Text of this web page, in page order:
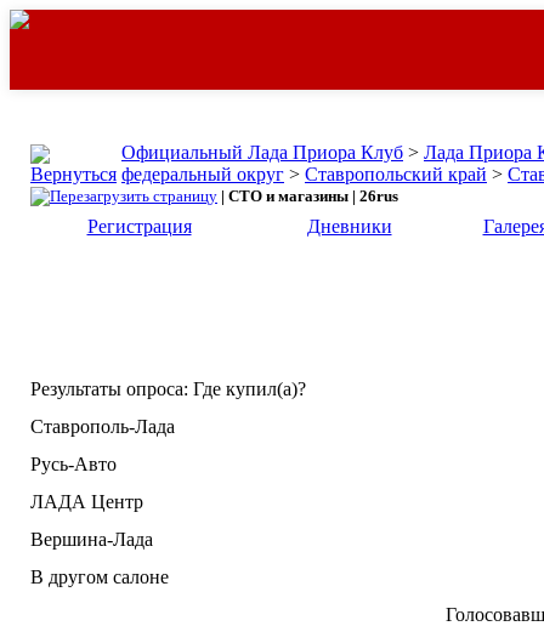
Официальный Лада Приора Клуб > Лада Приора
федеральный округ > Ставропольский край >
| СТО и магазины | 26rus
Регистрация Дневники
Результаты опроса: Где купил(а)?
Ставрополь-Лада
Русь-Авто
ЛАДА Центр
Вершина-Лада
В другом салоне